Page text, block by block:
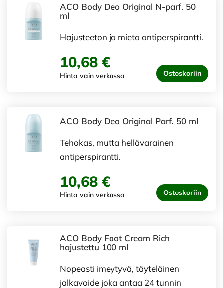
ACO Body Deo Original N-parf. 50
ml
Hajusteeton ja mieto antiperspirantti.
10,68 €
Hinta vain verkossa Ostoskoriin
ACO Body Deo Original Parf. 50 ml
Tehokas, mutta hellävarainen
antiperspirantti.
10,68 €
Hinta vain verkossa Ostoskoriin
ACO Body Foot Cream Rich
hajustettu 100 ml
Nopeasti imeytyvä, täyteläinen
jalkavoide joka antaa 24 tunnin